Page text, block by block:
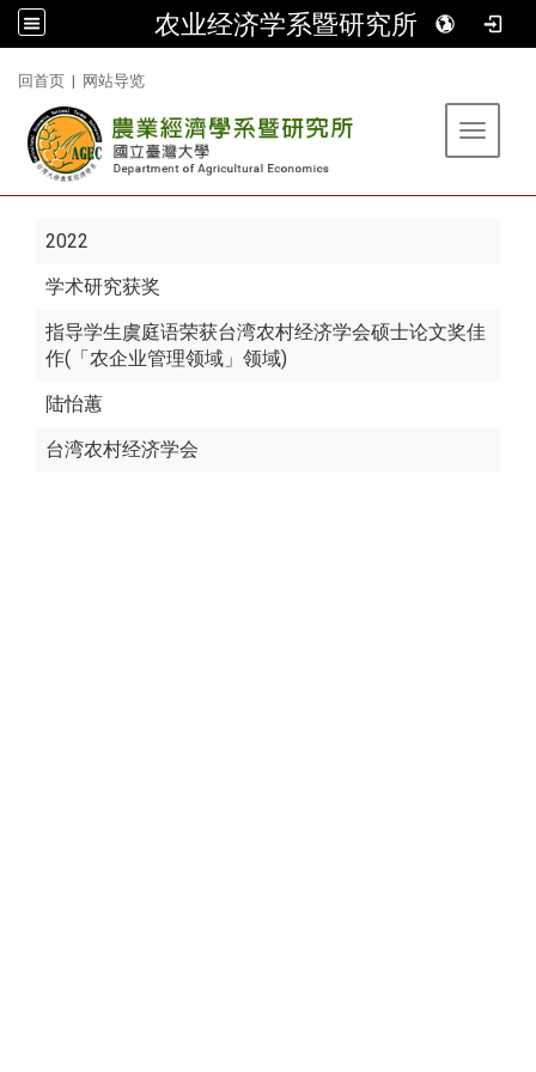
农业经济学系暨研究所
回首页 | 网站导览
Toggle
2022
学术研究获奖
指导学生虞庭语荣获台湾农村经济学会硕士论文奖佳
作(「农企业管理领域」领域)
陆怡蕙
台湾农村经济学会